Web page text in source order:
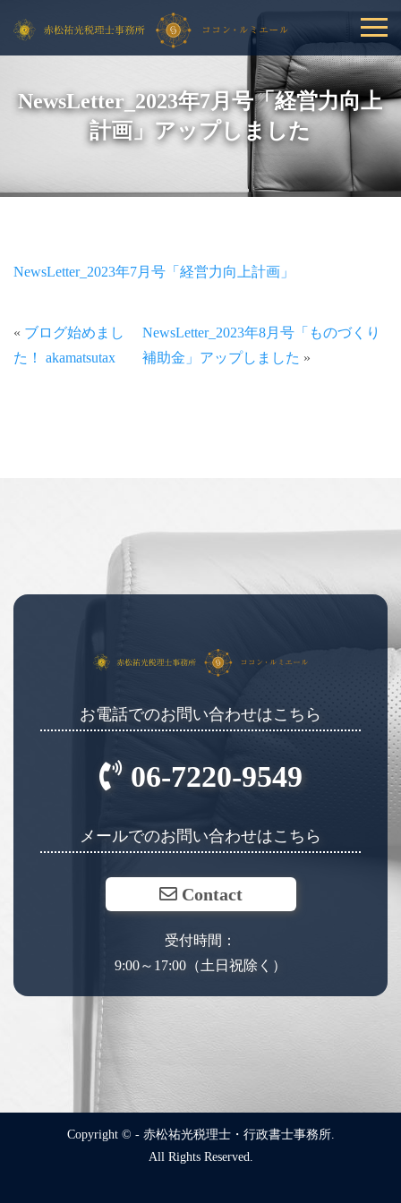
NewsLetter_2023年7月号「経営力向上
計画」アップしました
NewsLetter_2023年7月号「経営力向上計画」
« ブログ始めまし
た！ akamatsutax
NewsLetter_2023年8月号「ものづくり
補助金」アップしました »
お電話でのお問い合わせはこちら
06-7220-9549
メールでのお問い合わせはこちら
Contact
受付時間：
9:00～17:00（土日祝除く）
Copyright © - 赤松祐光税理士・行政書士事務所.
All Rights Reserved.